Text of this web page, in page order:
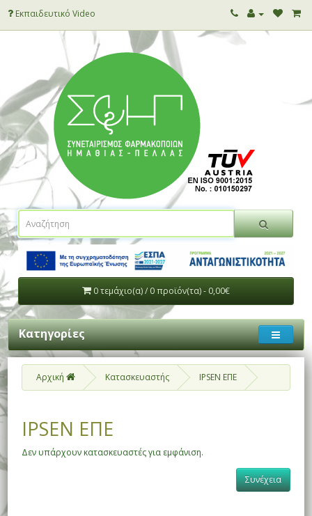
Εκπαιδευτικό Video
0 τεμάχιο(α) / 0 προϊόν(τα) - 0,00€
Κατηγορίες
Αρχική Κατασκευαστής IPSEN ΕΠΕ
IPSEN ΕΠΕ
Δεν υπάρχουν κατασκευαστές για εμφάνιση.
Συνέχεια